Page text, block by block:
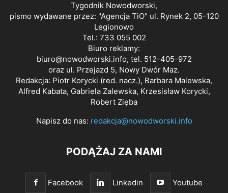
Tygodnik Nowodworski,
pismo wydawane przez: "Agencja TiO" ul. Rynek 2, 05-120
Legionowo
Tel.: 733 055 002
Biuro reklamy:
biuro@nowodworski.info, tel. 512-405-972
oraz ul. Przejazd 5, Nowy Dwór Maz.
Redakcja: Piotr Korycki (red. nacz.), Barbara Malewska,
Alfred Kabata, Gabriela Zalewska, Krzesisław Korycki,
Robert Zięba
Napisz do nas: redakcja@nowodworski.info
PODĄŻAJ ZA NAMI
Facebook Linkedin Youtube